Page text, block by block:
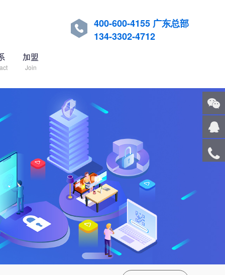

400-600-4155 广东总部
134-3302-4712
加盟
Join
关注
微信
客服